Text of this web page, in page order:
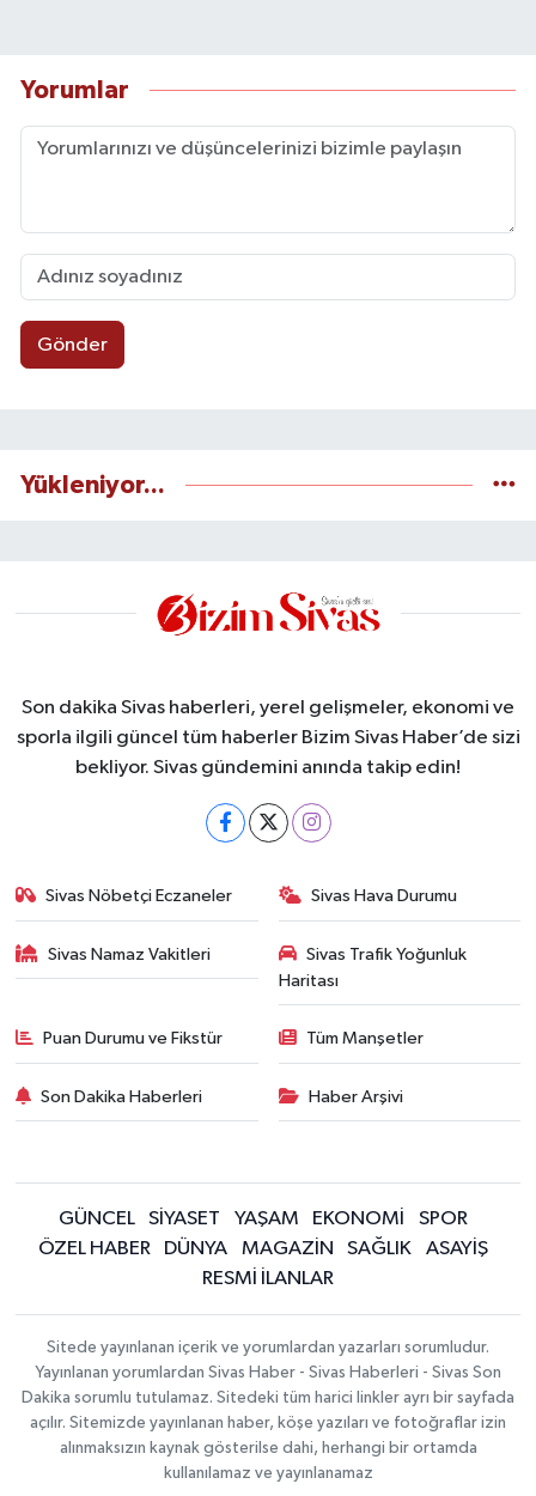
Yorumlar
Gönder
Yükleniyor...
Son dakika Sivas haberleri, yerel gelişmeler, ekonomi ve
sporla ilgili güncel tüm haberler Bizim Sivas Haber’de sizi
bekliyor. Sivas gündemini anında takip edin!
Sivas Nöbetçi Eczaneler Sivas Hava Durumu
Sivas Namaz Vakitleri
Sivas Trafik Yoğunluk
Haritası
Puan Durumu ve Fikstür Tüm Manşetler
Son Dakika Haberleri Haber Arşivi
GÜNCEL SİYASET YAŞAM EKONOMİ
SPOR
ÖZEL HABER
DÜNYA MAGAZİN SAĞLIK
ASAYİŞ
RESMİ İLANLAR
Sitede yayınlanan içerik ve yorumlardan yazarları sorumludur.
Yayınlanan yorumlardan Sivas Haber - Sivas Haberleri - Sivas Son
Dakika sorumlu tutulamaz. Sitedeki tüm harici linkler ayrı bir sayfada
açılır. Sitemizde yayınlanan haber, köşe yazıları ve fotoğraflar izin
alınmaksızın kaynak gösterilse dahi, herhangi bir ortamda
kullanılamaz ve yayınlanamaz